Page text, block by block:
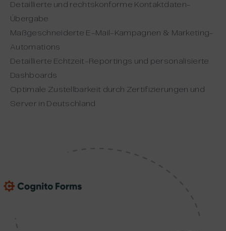
Detaillierte und rechtskonforme Kontaktdaten-
Übergabe
Maßgeschneiderte E-Mail-Kampagnen & Marketing-
Automations
Detaillierte Echtzeit-Reportings und personalisierte
Dashboards
Optimale Zustellbarkeit durch Zertifizierungen und
Server in Deutschland